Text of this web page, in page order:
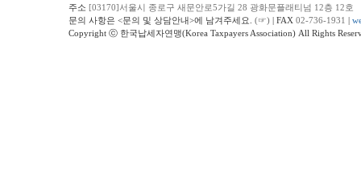
주소 [03170]서울시 종로구 새문안로5가길 28 광화문플래티넘 12층 12호
문의 사항은 <문의 및 상담안내>에 남겨주세요. (☞) | FAX 02-736-1931 |
Copyright ⓒ 한국납세자연맹(Korea Taxpayers Association) All Rights